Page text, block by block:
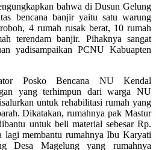
bahwa di Dusun Gelung
bencana banjir yaitu satu warung
4 rumah rusak berat, 10 rumah
terendam banjir. Pihaknya sangat
yadisampaikan PCNU Kabuapten
Posko Bencana NU Kendal
yang terhimpun dari warga NU
untuk rehabilitasi rumah yang
Dikatakan, rumahnya pak Mastur
untuk beli material sebesar Rp.
membantu rumahnya Ibu Karyati
Desa Magelung yang rumahnya